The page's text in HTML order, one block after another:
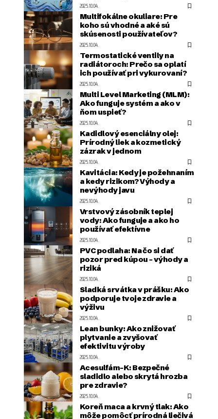
2025.10.04.
Multifokálne okuliare: Pre
koho sú vhodné a aké sú
skúsenosti používateľov?
2025.10.04.
Termostatické ventily na
radiátoroch: Prečo sa oplatí
ich používať pri vykurovaní?
2025.10.04.
Multi Level Marketing (MLM):
Ako funguje systém a ako v
ňom uspieť?
2025.10.04.
Kadidlový esenciálny olej:
Prírodný liek a kozmetický
zázrak v jednom
2025.10.04.
Kavitácia: Kedy je požehnaním
a kedy rizikom? Výhody a
nevýhody javu
2025.10.04.
Vrstvový zásobník teplej
vody: Ako funguje a ako ho
používať efektívne
2025.10.04.
PVC podlaha: Na čo si dať
pozor pred kúpou – výhody a
riziká
2025.10.04.
Sladká srvátka v prášku: Ako
podporuje tvoje zdravie a
výživu
2025.10.04.
Lean bunky: Ako znižovať
plytvanie a zvyšovať
efektivitu výroby
2025.10.04.
Acesulfám-K: Bezpečné
sladidlo alebo skrytá hrozba
pre zdravie?
2025.10.04.
Koreň maca a krvný tlak: Ako
môže pomôcť prírodná liečivá